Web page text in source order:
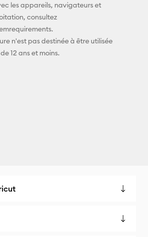
les appareils, navigateurs et
consultez
n'est pas destinée à être utilisée
12 ans et moins.